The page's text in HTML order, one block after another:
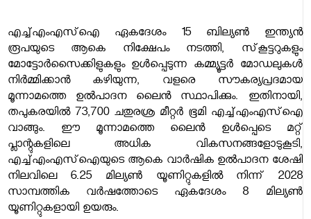
എച്ച്എംഎസ്‌ഐ ഏകദേശം 15 ബില്യൺ ഇന്ത്യൻ
രൂപയുടെ ആകെ നിക്ഷേപം നടത്തി, സ്‌കൂട്ടറുകളും
മോട്ടോർസൈക്കിളുകളും ഉൾപ്പെടുന്ന കമ്മ്യൂട്ടർ മോഡലുകൾ
നിർമ്മിക്കാൻ കഴിയുന്ന, വളരെ സൗകര്യപ്രദമായ
മൂന്നാമത്തെ ഉൽപാദന ലൈൻ സ്ഥാപിക്കും. ഇതിനായി,
തപുകരയിൽ 73,700 ചതുരശ്ര മീറ്റർ ഭൂമി എച്ച്എംഎസ്‌ഐ
വാങ്ങും. ഈ മൂന്നാമത്തെ ലൈൻ ഉൾപ്പെടെ മറ്റ്
പ്ലാന്റുകളിലെ അധിക വികസനങ്ങളോടുകൂടി,
എച്ച്എംഎസ്‌ഐയുടെ ആകെ വാർഷിക ഉൽപാദന ശേഷി
നിലവിലെ 6.25 മില്യൺ യൂണിറ്റുകളിൽ നിന്ന് 2028
സാമ്പത്തിക വർഷത്തോടെ ഏകദേശം 8 മില്യൺ
യൂണിറ്റുകളായി ഉയരും.